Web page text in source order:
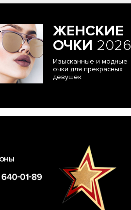
ЖЕНСКИЕ
ОЧКИ 2026
Изысканные и модные
очки для прекрасных
девушек